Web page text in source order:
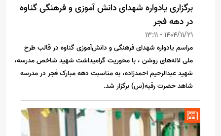
برگزاری یادواره شهدای دانش آموزی و فرهنگی گناوه
در دهه فجر
1404/11/21 - 13:11
مراسم یادواره شهدای فرهنگی و دانش‌آموزی گناوه در قالب طرح
ملی لاله‌های روشن ، با محوریت گرامیداشت شهید شاخص مدرسه،
شهید عبدالرحیم احمدزاده، به مناسبت دهه مبارک فجر در مدرسه
شاهد حضرت رقیه(س) برگزار شد.